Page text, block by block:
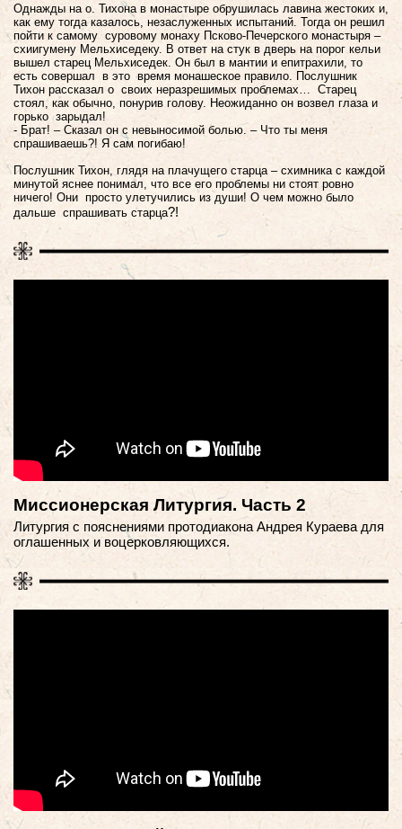
Однажды на о. Тихона в монастыре обрушилась лавина жестоких и,
как ему тогда казалось, незаслуженных испытаний. Тогда он решил
пойти к самому суровому монаху Псково-Печерского монастыря –
схиигумену Мельхиседеку. В ответ на стук в дверь на порог кельи
вышел старец Мельхиседек. Он был в мантии и епитрахили, то
есть совершал в это время монашеское правило. Послушник
Тихон рассказал о своих неразрешимых проблемах… Старец
стоял, как обычно, понурив голову. Неожиданно он возвел глаза и
горько зарыдал!
- Брат! – Сказал он с невыносимой болью. – Что ты меня
спрашиваешь?! Я сам погибаю!
Послушник Тихон, глядя на плачущего старца – схимника с каждой
минутой яснее понимал, что все его проблемы ни стоят ровно
ничего! Они просто улетучились из души! О чем можно было
дальше спрашивать старца?!
Миссионерская Литургия. Часть 2
Литургия с пояснениями протодиакона Андрея Кураева для
оглашенных и воцерковляющихся.